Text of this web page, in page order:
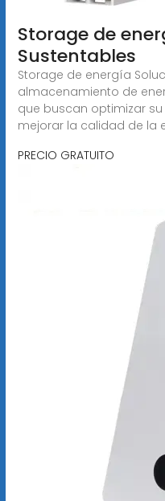
Storage de
Sustentables
Storage de energía
almacenamiento de
que buscan optimizar
mejorar la calidad de la
PRECIO GRATUITO